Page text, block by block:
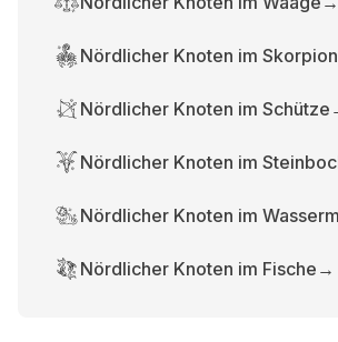
Nördlicher Knoten im Skorpion
Nördlicher Knoten im Schütze
Nördlicher Knoten im
Nördlicher Knoten im
Nördlicher Knoten im Fische →